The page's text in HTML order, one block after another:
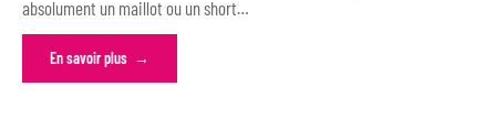
absolument un maillot ou un short…
En savoir plus